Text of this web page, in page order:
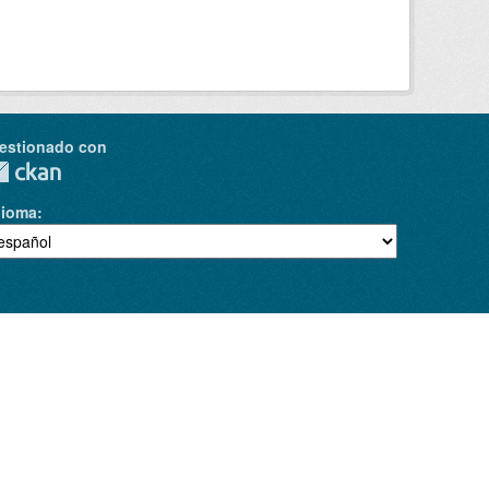
con